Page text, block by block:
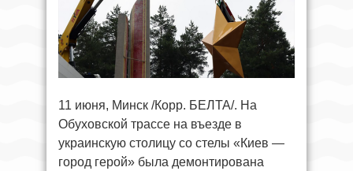
11 июня, Минск /Корр. БЕЛТА/. На
Обуховской трассе на въезде в
украинскую столицу со стелы «Киев —
город герой» была демонтирована